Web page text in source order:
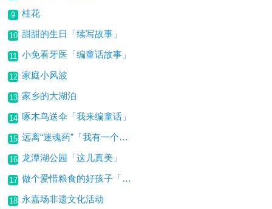
9 桂花
10 甜甜的生日「续写故事」
11 小免看牙医「编童话故事」
12 家庭小风波
13 家乡的大湖泊
14 啄木鸟送伞「我来编童话」
15 远离“迷魂药”「我有一个想法」
16 龙潭湖公园「这儿真美」
17 做个爱惜粮食的好孩子「我有一个想法」
18 永嘉场非遗文化活动